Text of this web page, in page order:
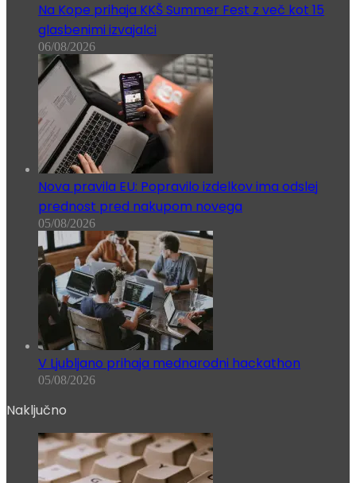
Na Kope prihaja KKŠ Summer Fest z več kot 15
glasbenimi izvajalci
06/08/2026
Nova pravila EU: Popravilo izdelkov ima odslej
prednost pred nakupom novega
05/08/2026
V Ljubljano prihaja mednarodni hackathon
05/08/2026
Naključno